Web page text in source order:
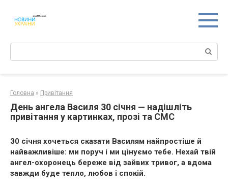
контенту
Поиск:
Головна » Привітання
День ангела Василя 30 січня — надішліть
привітання у картинках, прозі та СМС
30 січня хочеться сказати Василям найпростіше й
найважливіше: ми поруч і ми цінуємо тебе. Нехай твій
ангел-охоронець береже від зайвих тривог, а вдома
завжди буде тепло, любов і спокій.